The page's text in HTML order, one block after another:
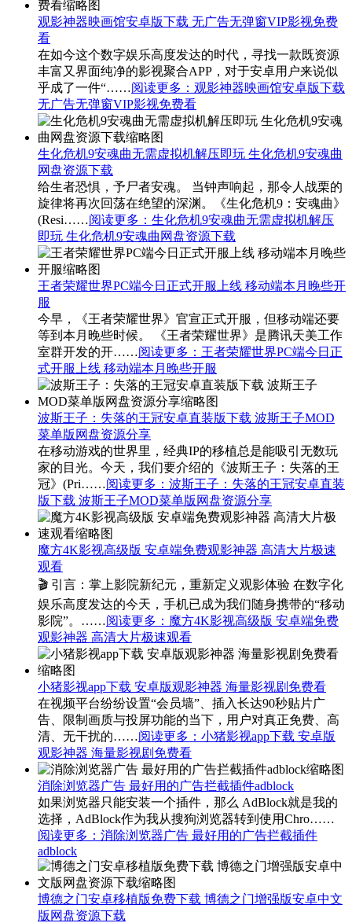
观影神器映画馆安卓版下载 无广告无弹窗VIP影视免费
看
在如今这个数字娱乐高度发达的时代，寻找一款既资源
丰富又界面纯净的影视聚合APP，对于安卓用户来说似
乎成了一件“……阅读更多 ：观影神器映画馆安卓版下载
无广告无弹窗VIP影视免费看
生化危机9安魂曲无需虚拟机解压即玩 生化危机9安魂曲
网盘资源下载
给生者恐惧，予尸者安魂。 当钟声响起，那令人战栗的
旋律将再次回荡在绝望的深渊。《生化危机9：安魂曲》
(Resi……阅读更多 ：生化危机9安魂曲无需虚拟机解压
即玩 生化危机9安魂曲网盘资源下载
王者荣耀世界PC端今日正式开服上线 移动端本月晚些开
服
今早，《王者荣耀世界》官宣正式开服，但移动端还要
等到本月晚些时候。 《王者荣耀世界》是腾讯天美工作
室群开发的开……阅读更多 ：王者荣耀世界PC端今日正
式开服上线 移动端本月晚些开服
波斯王子：失落的王冠安卓直装版下载 波斯王子MOD
菜单版网盘资源分享
在移动游戏的世界里，经典IP的移植总是能吸引无数玩
家的目光。今天，我们要介绍的《波斯王子：失落的王
冠》(Pri……阅读更多 ：波斯王子：失落的王冠安卓直装
版下载 波斯王子MOD菜单版网盘资源分享
魔方4K影视高级版 安卓端免费观影神器 高清大片极速
观看
🎬 引言：掌上影院新纪元，重新定义观影体验 在数字化
娱乐高度发达的今天，手机已成为我们随身携带的“移动
影院”。……阅读更多 ：魔方4K影视高级版 安卓端免费
观影神器 高清大片极速观看
小猪影视app下载 安卓版观影神器 海量影视剧免费看
在视频平台纷纷设置“会员墙”、插入长达90秒贴片广
告、限制画质与投屏功能的当下，用户对真正免费、高
清、无干扰的……阅读更多 ：小猪影视app下载 安卓版
观影神器 海量影视剧免费看
消除浏览器广告 最好用的广告拦截插件adblock
如果浏览器只能安装一个插件，那么 AdBlock就是我的
选择，AdBlock作为我从搜狗浏览器转到使用Chro……
阅读更多 ：消除浏览器广告 最好用的广告拦截插件
adblock
博德之门安卓移植版免费下载 博德之门增强版安卓中文
版网盘资源下载